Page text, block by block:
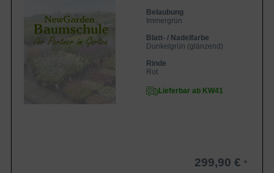
Belaubung
Immergrün
Blatt- / Nadelfarbe
Dunkelgrün (glänzend)
Rinde
Rot
Lieferbar ab KW41
299,90 €